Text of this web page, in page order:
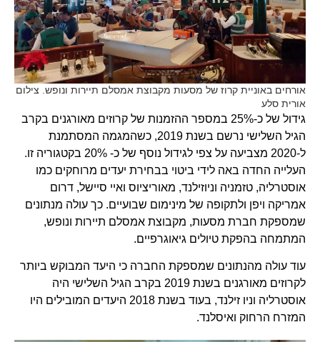
אורחים באוניית קרוז של מסעות מקבוצת אמסלם תיירות ונופש. צילום
אורית סלע
גידול של כ-25% במספר ההזמנות של קרוזים מאורגנים בקרב
הגיל השלישי נרשם בשנת 2019, כשהמגמה המסתמנת
ל-2020 מצביעה על צפי לגידול נוסף של כ- 20% בקטגוריה זו.
העלייה החדה באה לידי ביטוי בבחירת יעדים מרוחקים כמו
אוסטרליה, טזמניה וניוזילנד, מאוריציוס ואיי סיישל, דרום
אמריקה ויפן ולתקופה של מינימום שבועיים. כך עולה מנתונים
שמספקת חברת מסעות, מקבוצת אמסלם תיירות ונופש,
המתמחה בהפקת טיולים גיאוגרפיים.
עוד עולה מהנתונים שמספקת החברה כי היעד המבוקש ביותר
לקרוזים מאורגנים בשנת 2019 בקרב הגיל השלישי היה
אוסטרליה וניו זילנד, בעוד בשנת 2018 היעדים המובילים היו
המזרח הרחוק ואיסלנד.